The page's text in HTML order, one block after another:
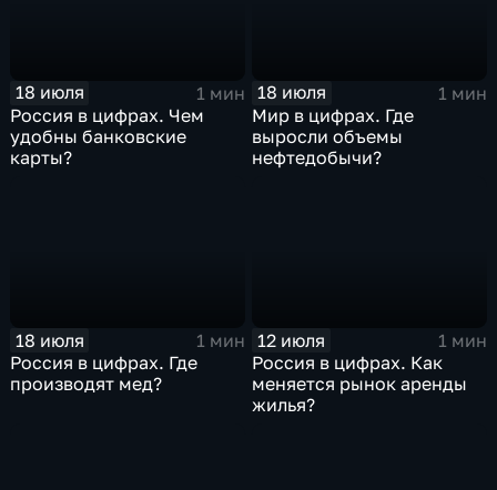
18 июля
1 мин
Россия в цифрах. Чем
удобны банковские
карты?
18 июля
1 мин
Мир в цифрах. Где
выросли объемы
нефтедобычи?
18 июля
1 мин
Россия в цифрах. Где
производят мед?
12 июля
1 мин
Россия в цифрах. Как
меняется рынок аренды
жилья?